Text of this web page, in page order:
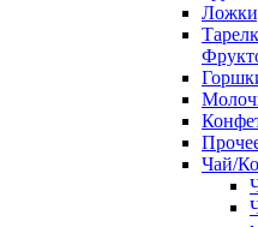
Чай/